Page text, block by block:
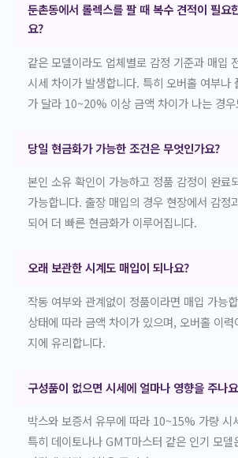
둔촌동에서 롤렉스를 팔 때 복수 견적이 필요
요?
같은 모델이라도 업체별로 감정 기준과 매입
시세 차이가 발생합니다. 특히 오버홀 여부나
가 달라 10~20% 이상 금액 차이가 나는 경
당일 현금화가 가능한 조건은 무엇인가요?
본인 소유 확인이 가능하고 정품 감정이 완료
가능합니다. 출장 매입의 경우 현장에서 감정
되어 더 빠른 현금화가 이루어집니다.
오래 보관한 시계도 매입이 되나요?
작동 여부와 관계없이 정품이라면 매입 가능
상태에 따라 금액 차이가 있으며, 오버홀 이
지에 유리합니다.
구성품이 없으면 시세에 얼마나 영향을 주나
박스와 보증서 유무에 따라 10~15% 가량 시
특히 데이토나나 GMT마스터 같은 인기 모델